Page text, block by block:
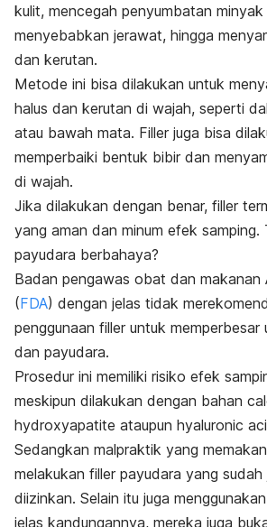
kulit, mencegah penyumbatan
menyebabkan jerawat, hingga
dan kerutan.
Metode ini bisa dilakukan untuk
halus dan kerutan di wajah, seperti
atau bawah mata. Filler juga bisa
memperbaiki bentuk bibir dan
di wajah.
Jika dilakukan dengan benar, filler
yang aman dan minum efek samping.
payudara berbahaya?
Badan pengawas obat dan makanan
(FDA) dengan jelas tidak
penggunaan filler untuk memperbesar
dan payudara.
Prosedur ini memiliki risiko efek
meskipun dilakukan dengan bahan
hydroxyapatite ataupun hyaluronic
Sedangkan malpraktik yang
melakukan filler payudara yang
diizinkan. Selain itu juga
jelas kandungannya, mereka juga